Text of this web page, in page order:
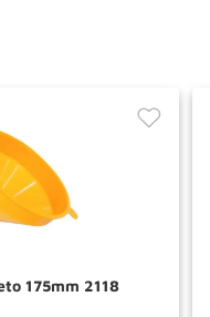
175mm 2118